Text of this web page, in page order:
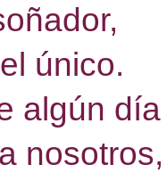
único.
algún